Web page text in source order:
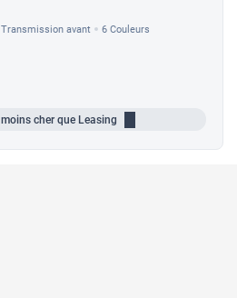
Transmission avant 6 Couleurs
moins cher que Leasing